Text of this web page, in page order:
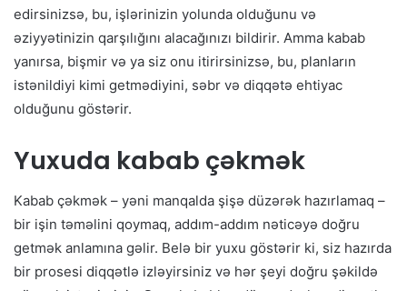
edirsinizsə, bu, işlərinizin yolunda olduğunu və
əziyyətinizin qarşılığını alacağınızı bildirir. Amma kabab
yanırsa, bişmir və ya siz onu itirirsinizsə, bu, planların
istənildiyi kimi getmədiyini, səbr və diqqətə ehtiyac
olduğunu göstərir.
Yuxuda kabab çəkmək
Kabab çəkmək – yəni manqalda şişə düzərək hazırlamaq –
bir işin təməlini qoymaq, addım-addım nəticəyə doğru
getmək anlamına gəlir. Belə bir yuxu göstərir ki, siz hazırda
bir prosesi diqqətlə izləyirsiniz və hər şeyi doğru şəkildə